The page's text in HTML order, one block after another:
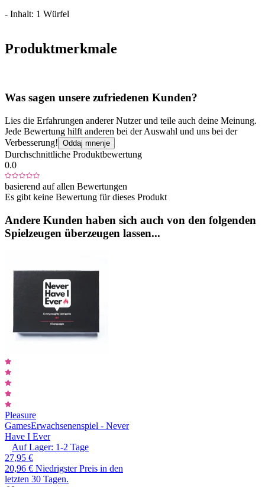
- Inhalt: 1 Würfel
Produktmerkmale
Was sagen unsere zufriedenen Kunden?
Lies die Erfahrungen anderer Nutzer und teile auch deine Meinung.
Jede Bewertung hilft anderen bei der Auswahl und uns bei der
Verbesserung! Oddaj mnenje
Durchschnittliche Produktbewertung
0.0
basierend auf allen Bewertungen
Es gibt keine Bewertung für dieses Produkt
Andere Kunden haben sich auch von den folgenden
Spielzeugen überzeugen lassen...
Pleasure
GamesErwachsenenspiel - Never
Have I Ever
Auf Lager: 1-2 Tage
27,95 €
20,96 € Niedrigster Preis in den
letzten 30 Tagen.